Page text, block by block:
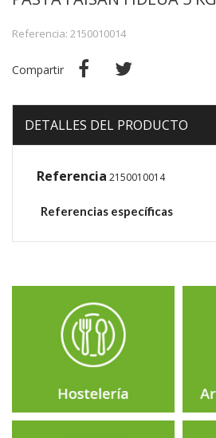
Referencia: 2150010014
Compartir
DETALLES DEL PRODUCTO
Referencia 2150010014
Referencias específicas